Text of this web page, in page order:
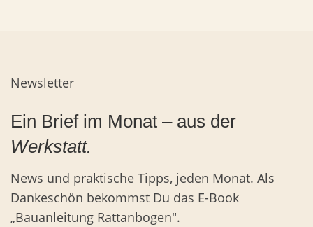
Newsletter
Ein Brief im Monat – aus der
Werkstatt.
News und praktische Tipps, jeden Monat. Als
Dankeschön bekommst Du das E-Book
„Bauanleitung Rattanbogen".